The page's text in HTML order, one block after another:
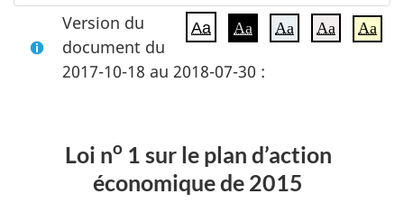
Aa Aa Aa Aa Aa
Version du
document du
2017-10-18 au 2018-07-30 :
Loi no1 sur le plan d’action
économique de 2015